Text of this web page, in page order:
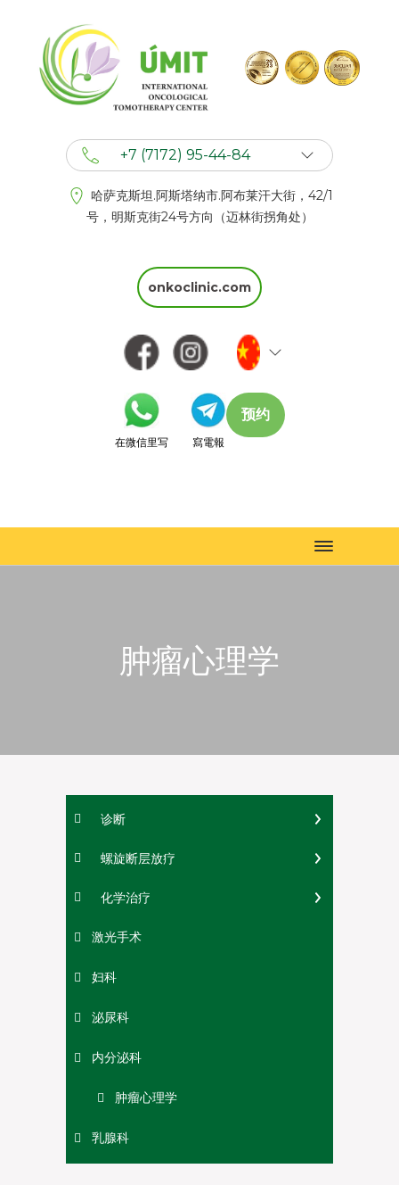
+7 (7172) 95-44-84
+7 (777) 201 44 44
哈萨克斯坦.阿斯塔纳市.阿布莱汗大街，42/1
号，明斯克街24号方向（迈林街拐角处）
onkoclinic.com
在微信里写 寫電報
预约
Toggle
navigation
肿瘤心理学
诊断
螺旋断层放疗
化学治疗
激光手术
妇科
泌尿科
内分泌科
肿瘤心理学
乳腺科